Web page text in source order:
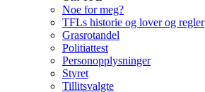
Noe for meg?
TFLs historie og lover og regler
Grasrotandel
Politiattest
Personopplysninger
Styret
Tillitsvalgte